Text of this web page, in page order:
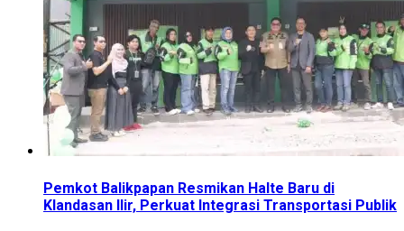
Pemkot Balikpapan Resmikan Halte Baru di
Klandasan Ilir, Perkuat Integrasi Transportasi Publik